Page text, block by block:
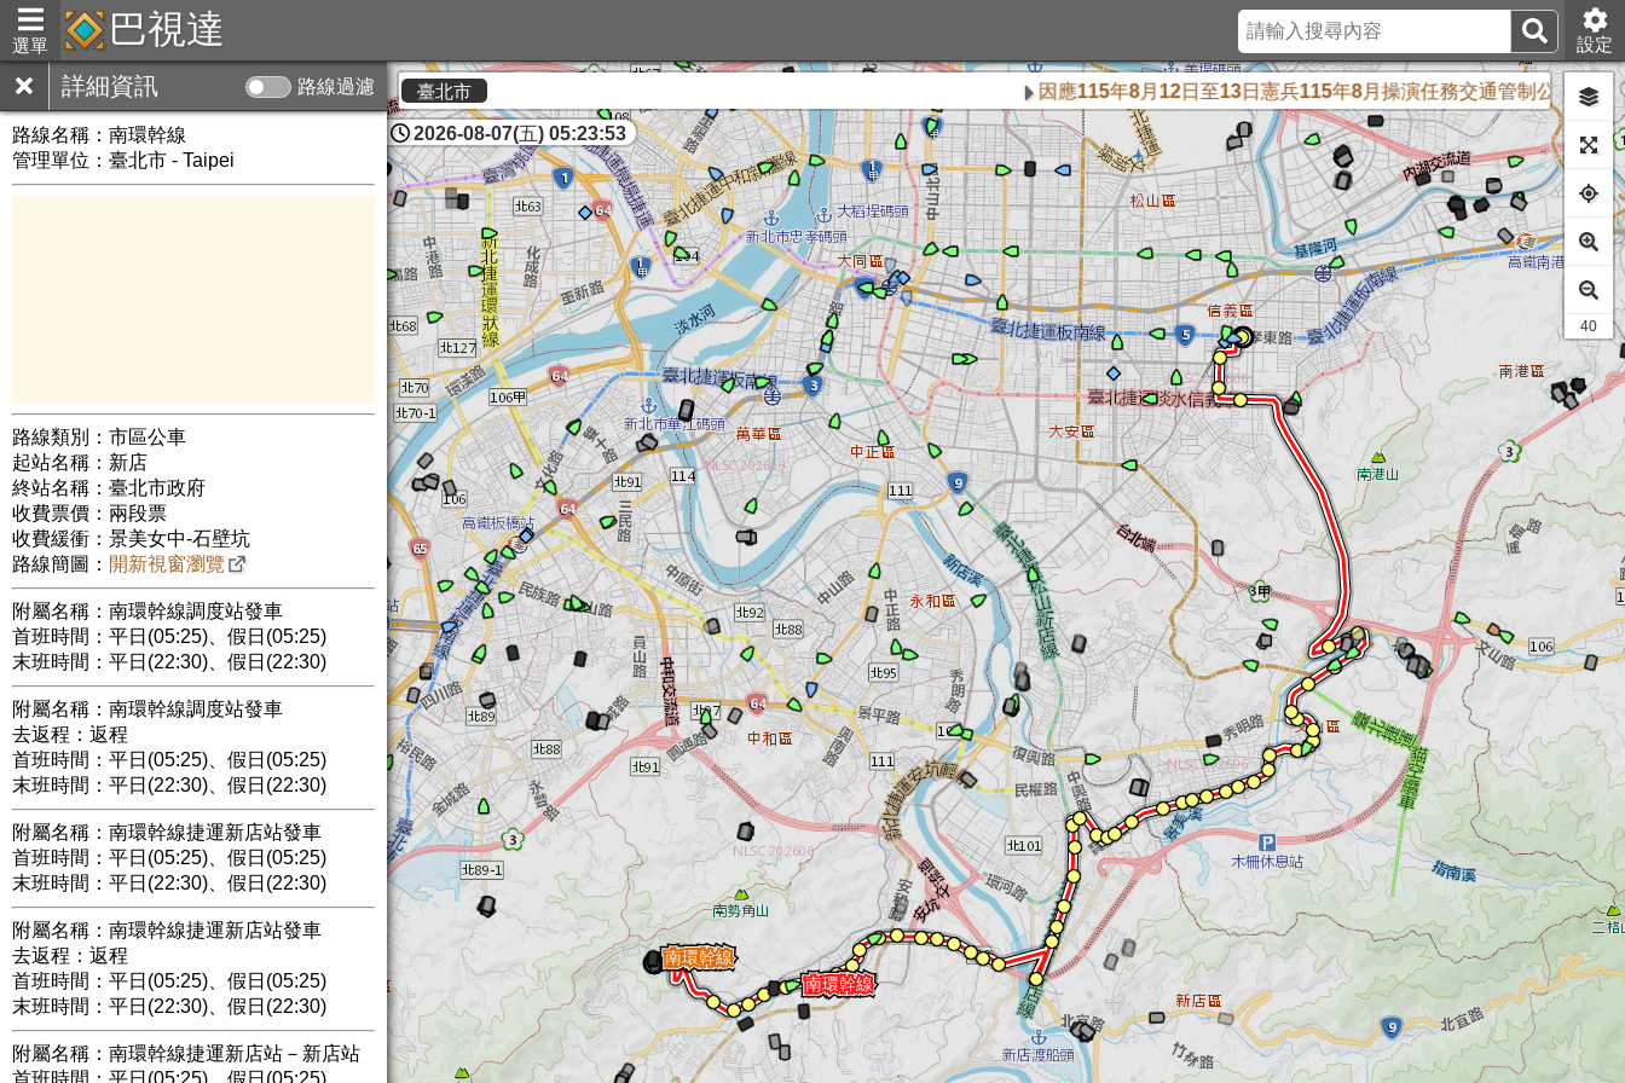
選單 巴視達 設定
詳細資訊 路線過濾
路線名稱： 南環幹線
管理單位：臺北市 - Taipei
路線類別：市區公車
起站名稱：新店
終站名稱：臺北市政府
收費票價：兩段票
收費緩衝：景美女中-石壁坑
路線簡圖： 開新視窗瀏覽
附屬名稱：南環幹線調度站發車
首班時間：平日(05:25)、假日(05:25)
末班時間：平日(22:30)、假日(22:30)
附屬名稱：南環幹線調度站發車
去返程：返程
首班時間：平日(05:25)、假日(05:25)
末班時間：平日(22:30)、假日(22:30)
附屬名稱：南環幹線捷運新店站發車
首班時間：平日(05:25)、假日(05:25)
末班時間：平日(22:30)、假日(22:30)
附屬名稱：南環幹線捷運新店站發車
去返程：返程
首班時間：平日(05:25)、假日(05:25)
末班時間：平日(22:30)、假日(22:30)
附屬名稱：南環幹線捷運新店站－新店站
首班時間：平日(05:25)、假日(05:25)
臺北市 因應115年8月12日至13日憲兵115年8月操演任務交通管制公車配合調整
2026-08-07(五) 05:23:54
35